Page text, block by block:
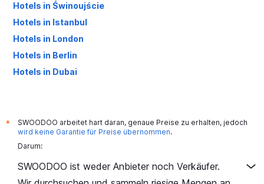
Hotels in Świnoujście
Hotels in Istanbul
Hotels in London
Hotels in Berlin
Hotels in Dubai
*
SWOODOO arbeitet hart daran, genaue Preise zu erhalten, jedoch
wird keine Garantie für Preise übernommen.
Darum:
SWOODOO ist weder Anbieter noch Verkäufer.